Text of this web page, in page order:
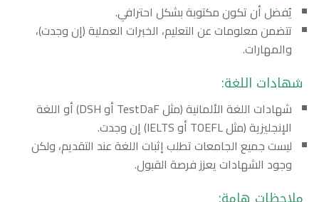
يُفضل أن تكون مكتوبة بشكل احترافي.
تتضمن معلومات عن التعليم، الخبرات العملية (إن وجدت)،
والمهارات.
شهادات اللغة:
شهادات اللغة الألمانية (مثل TestDaF أو DSH) أو اللغة
الإنجليزية (مثل TOEFL أو IELTS) إن وجدت.
ليست جميع الجامعات تطلب إثبات اللغة عند التقديم، ولكن
وجود الشهادات يعزز فرصة القبول.